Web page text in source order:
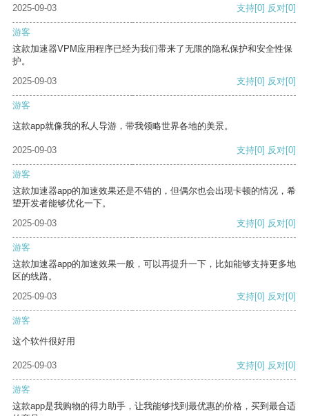
2025-09-03 支持[0] 反对[0]
游客
这款加速器VPM应用程序已经为我们带来了无限的隐私保护和安全性保
护。
2025-09-03
支持[0] 反对[0]
游客
这款app就像我的私人导游，带我领略世界各地的美景。
2025-09-03 支持[0] 反对[0]
游客
这款加速器app的加速效果还是不错的，但偶尔也会出现卡顿的情况，希
望开发者能够优化一下。
2025-09-03
支持[0] 反对[0]
游客
这款加速器app的加速效果一般，可以再提升一下，比如能够支持更多地
区的线路。
2025-09-03
支持[0] 反对[0]
游客
这个软件很好用
2025-09-03 支持[0] 反对[0]
游客
这款app是我购物的得力助手，让我能够找到最优惠的价格，买到最合适